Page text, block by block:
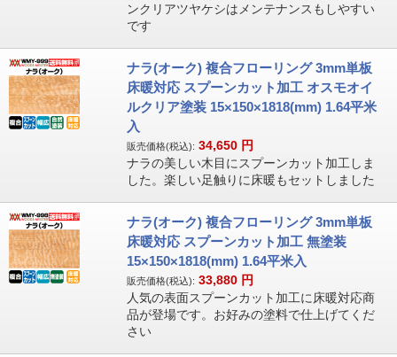
ンクリアツヤケシはメンテナンスもしやすい
です
ナラ(オーク) 複合フローリング 3mm単板
床暖対応 スプーンカット加工 オスモオイ
ルクリア塗装 15×150×1818(mm) 1.64平米
入
販売価格(税込): 34,650 円
ナラの美しい木目にスプーンカット加工しま
した。楽しい足触りに床暖もセットしました
ナラ(オーク) 複合フローリング 3mm単板
床暖対応 スプーンカット加工 無塗装
15×150×1818(mm) 1.64平米入
販売価格(税込): 33,880 円
人気の表面スプーンカット加工に床暖対応商
品が登場です。お好みの塗料で仕上げてくだ
さい